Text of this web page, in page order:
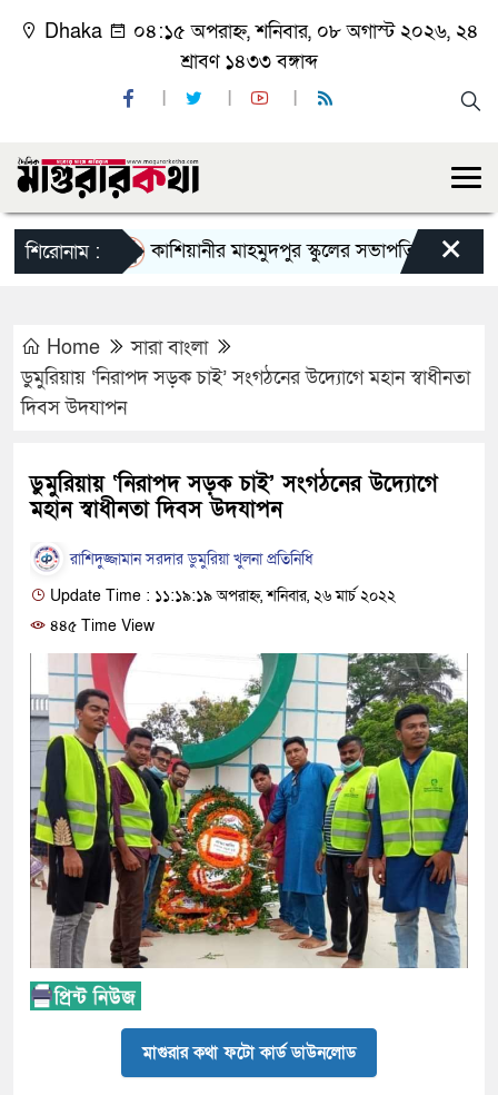
Dhaka
০৪:১৫ অপরাহ্ন, শনিবার, ০৮ অগাস্ট ২০২৬, ২৪
শ্রাবণ ১৪৩৩ বঙ্গাব্দ
শিরোনাম : কাশিয়ানীর মাহমুদপুর স্কুলের সভাপতি হলেন গোবিন্দ
×
Home
সারা বাংলা
ডুমুরিয়ায় ‘নিরাপদ সড়ক চাই’ সংগঠনের উদ্যোগে মহান স্বাধীনতা
দিবস উদযাপন
ডুমুরিয়ায় ‘নিরাপদ সড়ক চাই’ সংগঠনের উদ্যোগে
মহান স্বাধীনতা দিবস উদযাপন
রাশিদুজ্জামান সরদার ডুমুরিয়া খুলনা প্রতিনিধি
Update Time : ১১:১৯:১৯ অপরাহ্ন, শনিবার, ২৬ মার্চ ২০২২
৪৪৫ Time View
মাগুরার কথা ফটো কার্ড ডাউনলোড